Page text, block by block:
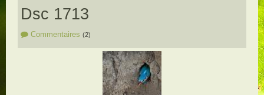
Dsc 1713
Commentaires (2)